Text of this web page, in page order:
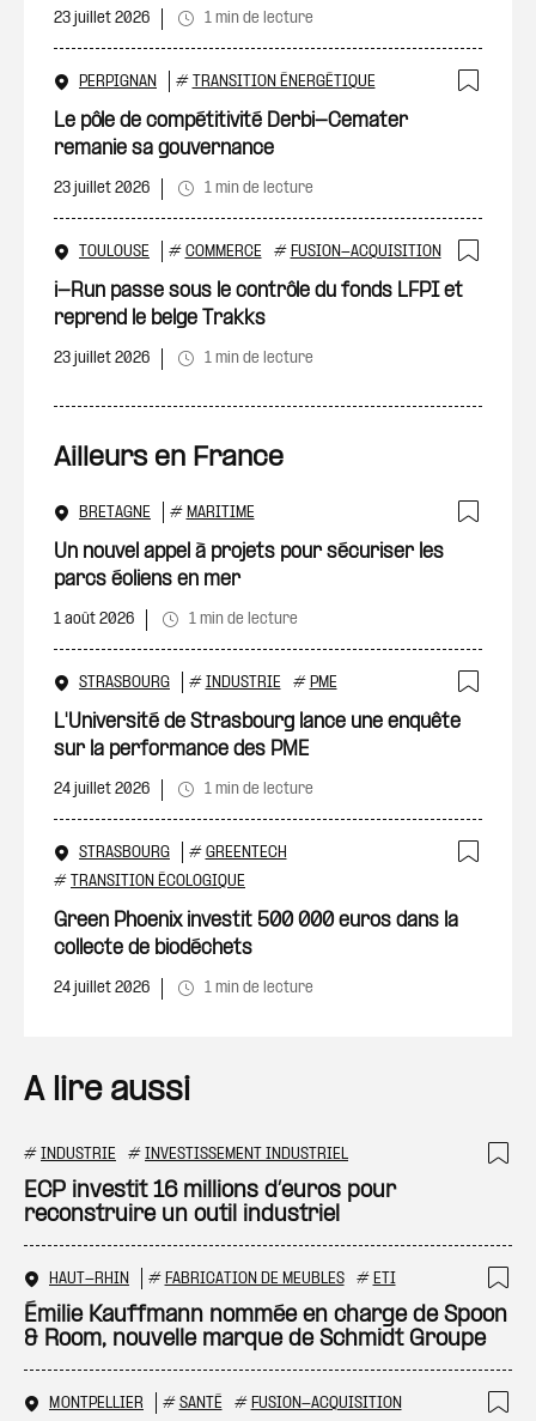
23 juillet 2026 1 min de lecture
PERPIGNAN # TRANSITION ÉNERGÉTIQUE
Le pôle de compétitivité Derbi-Cemater
remanie sa gouvernance
23 juillet 2026 1 min de lecture
TOULOUSE # COMMERCE # FUSION-ACQUISITION
i-Run passe sous le contrôle du fonds LFPI et
reprend le belge Trakks
23 juillet 2026 1 min de lecture
Ailleurs en France
BRETAGNE # MARITIME
Un nouvel appel à projets pour sécuriser les
parcs éoliens en mer
1 août 2026 1 min de lecture
STRASBOURG # INDUSTRIE # PME
L'Université de Strasbourg lance une enquête
sur la performance des PME
24 juillet 2026 1 min de lecture
STRASBOURG # GREENTECH
# TRANSITION ÉCOLOGIQUE
Green Phoenix investit 500 000 euros dans la
collecte de biodéchets
24 juillet 2026 1 min de lecture
A lire aussi
# INDUSTRIE # INVESTISSEMENT INDUSTRIEL
ECP investit 16 millions d’euros pour
reconstruire un outil industriel
HAUT-RHIN # FABRICATION DE MEUBLES # ETI
Émilie Kauffmann nommée en charge de Spoon
& Room, nouvelle marque de Schmidt Groupe
MONTPELLIER # SANTÉ # FUSION-ACQUISITION